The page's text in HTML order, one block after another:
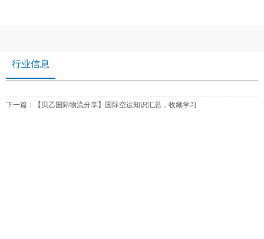
行业信息
下一篇： 【贝乙国际物流分享】国际空运知识汇总，收藏学习